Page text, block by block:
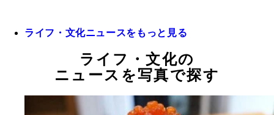
ライフ・文化ニュースをもっと見る
ライフ・文化の
ニュースを写真で探す